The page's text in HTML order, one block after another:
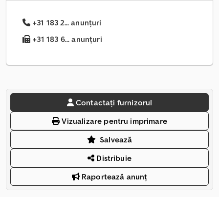
+31 183 2... anunțuri
+31 183 6... anunțuri
Contactați furnizorul
Vizualizare pentru imprimare
Salvează
Distribuie
Raportează anunț